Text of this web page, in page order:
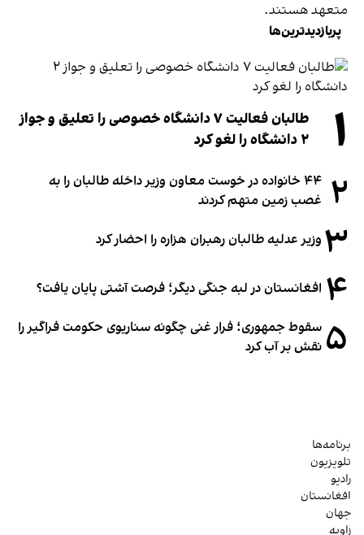
متعهد هستند.
پربازدیدترین‌ها
۱
طالبان فعالیت ۷ دانشگاه خصوصی را تعلیق و جواز
۲ دانشگاه را لغو کرد
۲
۴۴ خانواده در خوست معاون وزیر داخله طالبان را به
غصب زمین متهم کردند
۳ وزیر عدلیه طالبان رهبران هزاره را احضار کرد
۴ افغانستان در لبه جنگی دیگر؛ فرصت آشتی پایان یافت؟
۵ سقوط جمهوری؛ فرار غنی چگونه سناریوی حکومت فراگیر را
نقش بر آب کرد
برنامه‌ها
تلویزیون
رادیو
افغانستان
جهان
زاویه